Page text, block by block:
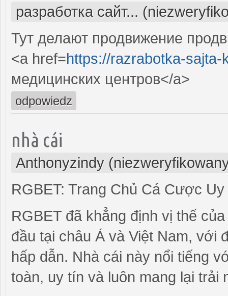
разработка сайт...
Тут делают продвижение
<a href=https://razrabotka-sajta-
медицинских центров</a>
odpowiedz
nhà cái
Anthonyzindy
RGBET: Trang Chủ Cá Cược
RGBET đã khẳng định vị thế
đầu tại châu Á và Việt Nam, với
hấp dẫn. Nhà cái này nổi tiếng
toàn, uy tín và luôn mang lại